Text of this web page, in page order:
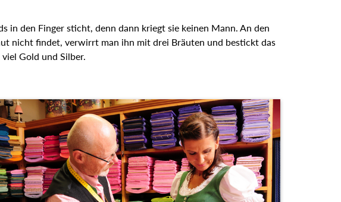
in den Finger sticht, denn dann kriegt sie keinen Mann. An den
nicht findet, verwirrt man ihn mit drei Bräuten und bestickt das
Gold und Silber.